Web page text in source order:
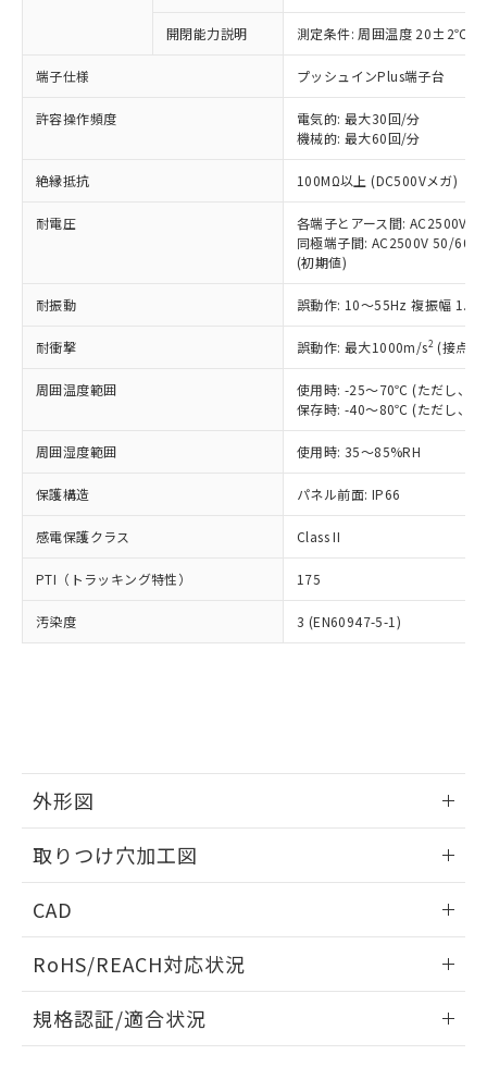
開閉能力説明 測定条件: 周囲温度 20±2℃、
端子仕様 プッシュインPlus端子台
許容操作頻度
電気的: 最大30回/分
機械的: 最大60回/分
絶縁抵抗 100MΩ以上 (DC500Vメガ)
耐電圧
各端子とアース間: AC2500V
同極端子間: AC2500V 50/
(初期値)
耐振動 誤動作: 10～55Hz 複振幅
耐衝撃 誤動作: 最大1000m/s2 (接点
周囲温度範囲
使用時: -25～70℃ (ただし、氷
保存時: -40～80℃ (ただし、氷
周囲湿度範囲 使用時: 35～85%RH
保護構造 パネル前面: IP66
感電保護クラス Class II
PTI（トラッキング特性） 175
汚染度 3 (EN60947-5-1)
外形図
取りつけ穴加工図
CAD
ドすることができます。
ログイン/会員登録
RoHS/REACH対応状況
EU RoHS 注意事項・凡例
規格認証/適合状況
以下の条件をお読みいただき、同意のうえ
本サービスは、当社制御機器事業取扱
商品の当社在庫状況および標準価格
(税抜)を提供させていただくもので
当社制御機器事業取扱商品の中には、
本サービスの対象外となる商品もある
ことをご了承ください。
在庫状況および標準価格照会結果は、
記載している更新日時点での社内デー
タに基づき作成されるものであり、閲
覧された時点での実際の在庫および標
準価格とは異なる場合があることをご
正式な納期状況および標準価格はお客
様のお取引先、またはお客様担当のオ
ムロン制御機器販売店・当社販売員に
オムロン制御機器販売店や当社販売拠
販売ネットワーク
」をご確認
ください。
在庫状況および標準価格結果を当社の
事前の承諾なく第三者に漏洩または開
示しないようお願いします。
マイパーツ機能（部品リスト作成サー
および当社の共同利用者が、当社の製
※当社の共同利用者とは、
の共同利用に関して"
の「1.共同利
対応予定なし：EU RoHS指令（10物質）の
定はありません。
調査・確認中：EU RoHS指令（10物質）の
非含有の対応状況を調査中または確認中の
非該当品：ライセンス料など無形物で、有
害物質有無と関係のない商品です。
仕入先様の事情により、非含有部品として
いたものが、含有品と判明した場合などや
むを得ず変更することがあります。
鉛(Pb) 1000ppm以下、 水銀(Hg) 1000ppm以下、 カド
六価クロム(Cr(Ⅵ)) 1000ppm以下、ポリ臭化ビフェニル
類(PBB) 1000ppm以下、ポリ臭化ジフェニルエーテル類
(PBDE) 1000ppm以下、フタル酸ビス(2-エチルヘキシ
ル) (DEHP)(別名：DOP) 1000ppm以下、フタル酸ブチ
ルベンジル（BBP） 1000ppm以下、フタル酸ジブチル
（DBP） 1000ppm以下、フタル酸ジイソブチル
(DIBP) 1000ppm以下
但し、RoHS指令で産業用監視および制御機器に対する
フタル酸エステル類の４物質については閾値を超える意
図的な使用がないことを確認しています。
※2 対応予定月
部品在庫の切り替え状況などにより、予定
月が前後することがあります。
とができます。
EU RoHS指令（10物質）の非含有証明書
ものではありません。
また、RoHS指令のフタル酸エステル類４
物質の対応では、対応完了までの期間は出
荷製品に未対応品が混在することから備考
欄に対応日を記載しておりました。
※1 中国RoHS○×表
「○」：最大均質材料含有率が中国RoHSの
基準値以下であることを示します。
「×」：最大均質材料含有率が中国RoHSの
基準値を超えていることを示します。
「－」：未確認です。当社販売部門へお問
Cr(Ⅵ)(六価クロム) : 1000ppm、 PBBs(ポリ臭化ビフェ
ニル類) : 1000ppm、 PBDEs(ポリ臭化ジフェニルエーテ
ル類) : 1000ppm、
DBP(フタル酸ジブチル) : 1000ppm、 DIBP(フタル酸ジ
イソブチル) : 1000ppm、 BBP(フタル酸ブチルベンジ
ル) : 1000ppm、
※2 環境保護使用期限
「ｅ」：有害物質（10物質）のすべてが基
準値以下であることを示します。
「10」：通常の使用状況下において有害物
質が外部に漏えいし、環境に深刻な影響を
当社は、これら貴社製品のうち、外国
為替および外国貿易法に定める商品
（以下｢規制貨物等」という）を輸出
または国外への提供する場合は、日本
国政府の輸出許可(または役務取引許
可)を取得するなどの必要な手続きを
当社は規制貨物を破棄する場合は、完
全に破砕するなど、違法に輸出されな
いよう必要な手段を講じます。
当社は貴社製品を、核兵器、ミサイ
ル、化学兵器、生物兵器またはその他
武器並びにこれらの製造装置等に一切
使用いたしません。
当社は、貴社製品を第三者に販売する
場合は、上記1、2および3の内容を当
該第三者に通知します。また当社は、
販売先および販売に係わる関係者が違
法に輸出するおそれがある場合は、取
○ 一定数以上の在庫あり
一定数には満たないが在庫あり
在庫なし(最新の在庫状況につ
いては、お客様のお取引先、ま
たはお客様担当のオムロン制御
機器販売店・当社販売員にご確
認ください)
受注生産機種、また在庫状況の